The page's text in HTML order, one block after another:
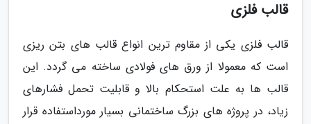
قالب فلزی
قالب فلزی یکی از مقاوم ترین انواع قالب های بتن ریزی
است که معمولا از ورق های فولادی ساخته می گردد. این
قالب ها به علت استحکام بالا و قابلیت تحمل فشارهای
زیاد، در پروژه های بزرگ ساختمانی بسیار مورداستفاده قرار